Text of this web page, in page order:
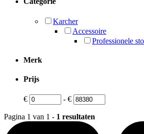
Karcher
Accessoire
Professionele
Merk
Prijs
€ - €
Pagina 1 van 1 - 1 resultaten